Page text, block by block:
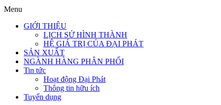
Menu
GIỚI THIỆU
LỊCH SỬ HÌNH THÀNH
HỆ GIÁ TRỊ CỦA ĐẠI PHÁT
SẢN XUẤT
NGÀNH HÀNG PHÂN PHỐI
Tin tức
Hoạt động Đại Phát
Thông tin hữu ích
Tuyển dụng